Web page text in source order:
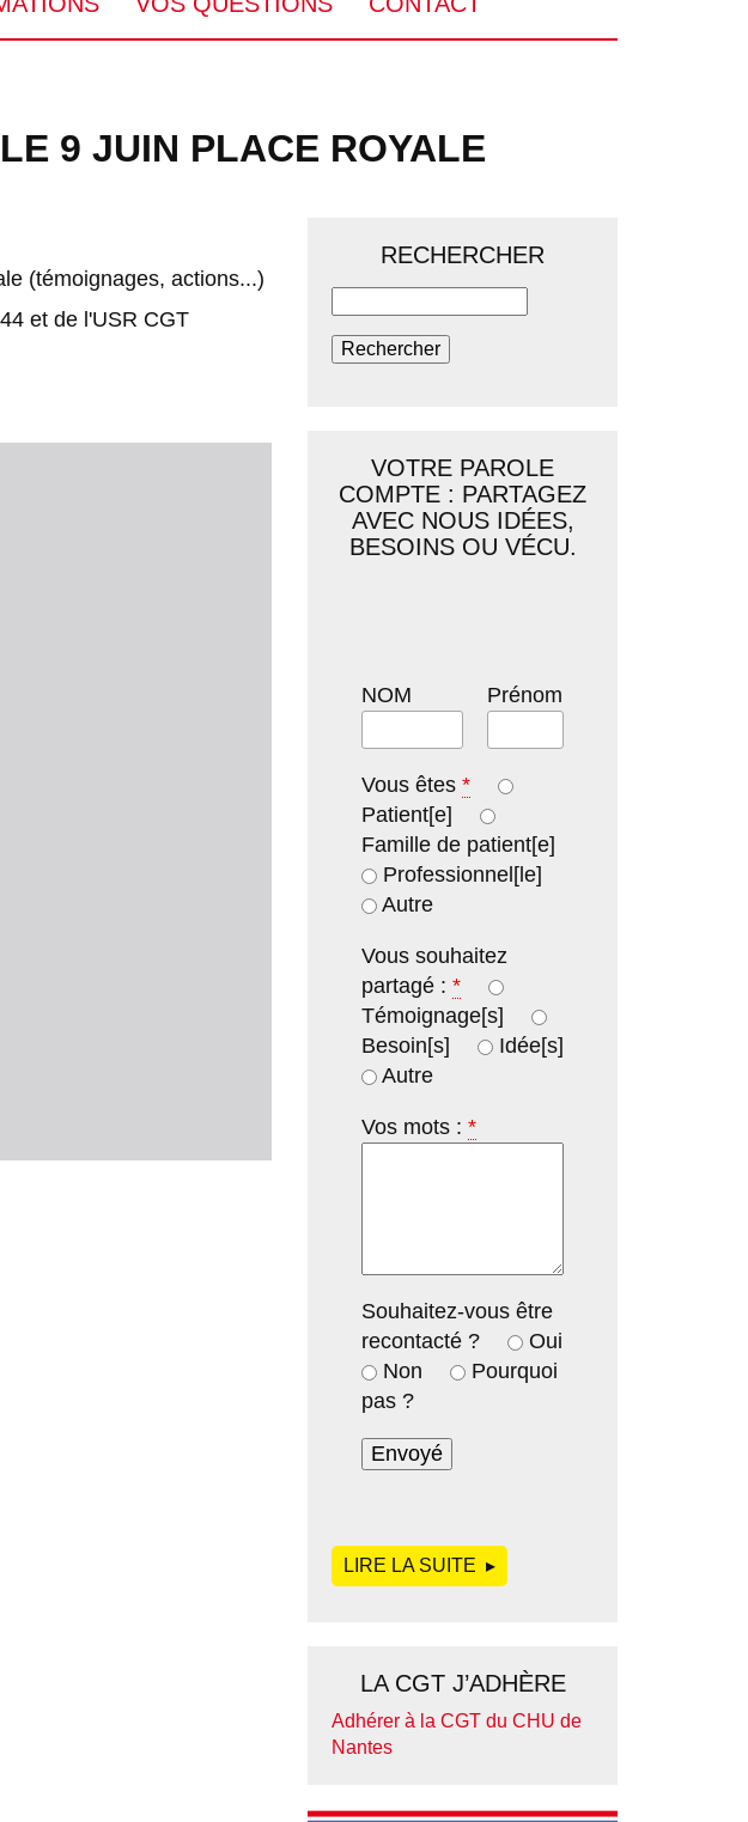
9 JUIN PLACE ROYALE
(témoignages, actions...)
et de l'USR CGT
RECHERCHER
VOTRE PAROLE
COMPTE : PARTAGEZ
AVEC NOUS IDÉES,
BESOINS OU VÉCU.
NOM Prénom
Vous êtes *
Patient[e]
Famille de patient[e]
Professionnel[le]
Autre
Vous souhaitez
partagé : *
Témoignage[s]
Besoin[s]
Idée[s]
Autre
Vos mots : *
Souhaitez-vous être
recontacté ?
Oui
Non
Pourquoi
pas ?
LIRE LA SUITE DE
LA CGT J’ADHÈRE
Adhérer à la CGT du CHU de
Nantes